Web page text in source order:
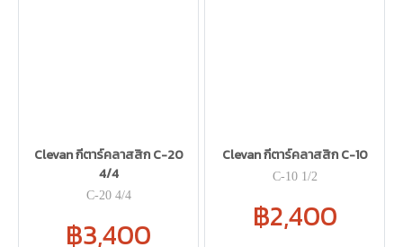
Clevan กีตาร์คลาสสิก C-20
4/4
C-20 4/4
฿3,400
Clevan กีตาร์คลาสสิก C-10
C-10 1/2
฿2,400